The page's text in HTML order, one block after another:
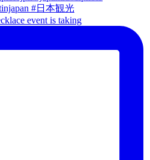
event is taking